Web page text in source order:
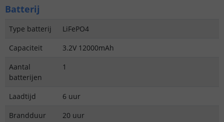
Batterij
Type batterij
LiFePO4
Capaciteit
3.2V 12000mAh
Aantal
batterijen
1
Laadtijd
6 uur
Brandduur
20 uur